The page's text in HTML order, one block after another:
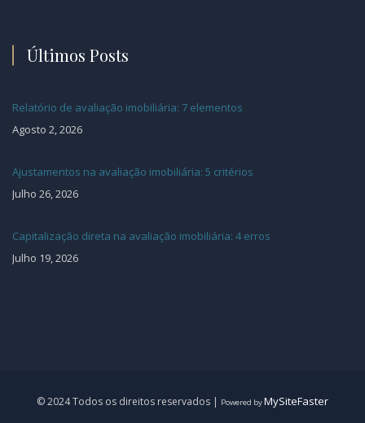
Últimos Posts
Relatório de avaliação imobiliária: 7 elementos
Agosto 2, 2026
Ajustamentos na avaliação imobiliária: 5 critérios
Julho 26, 2026
Capitalização direta na avaliação imobiliária: 4 erros
Julho 19, 2026
© 2024 Todos os direitos reservados | Powered byMySiteFaster